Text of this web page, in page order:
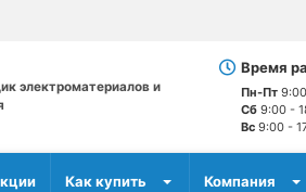
электроматериалов и
Время
Пн-Пт
Сб9:00 -
Вс9:00 -
Как купить Компания